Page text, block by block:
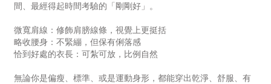
間、最經得起時間考驗的「剛剛好」。
微寬肩線：修飾肩膀線條，視覺上更挺括
略收腰身：不緊繃，但保有俐落感
恰到好處的衣長：可紮可放，比例自然
無論你是偏瘦、標準、或是運動身形，都能穿出乾淨、舒服、有